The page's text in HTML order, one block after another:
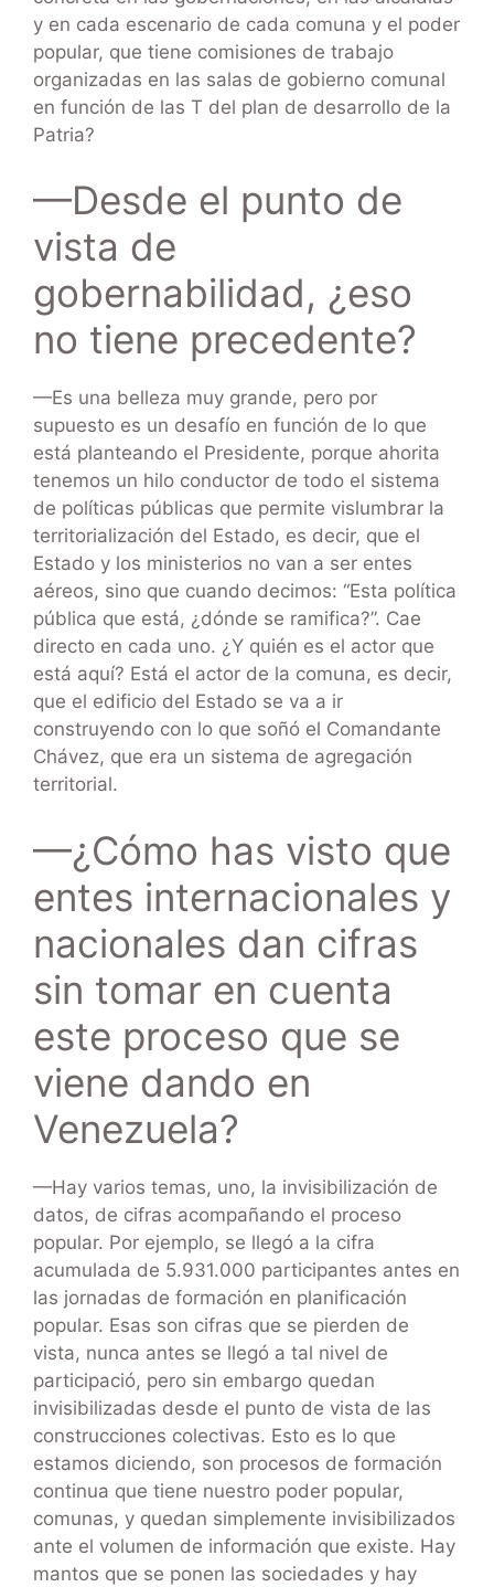
y en cada escenario de cada comuna y el poder
popular, que tiene comisiones de trabajo
organizadas en las salas de gobierno comunal
en función de las T del plan de desarrollo de la
Patria?
—Desde el punto de
vista de
gobernabilidad, ¿eso
no tiene precedente?
—Es una belleza muy grande, pero por
supuesto es un desafío en función de lo que
está planteando el Presidente, porque ahorita
tenemos un hilo conductor de todo el sistema
de políticas públicas que permite vislumbrar la
territorialización del Estado, es decir, que el
Estado y los ministerios no van a ser entes
aéreos, sino que cuando decimos: “Esta política
pública que está, ¿dónde se ramifica?”. Cae
directo en cada uno. ¿Y quién es el actor que
está aquí? Está el actor de la comuna, es decir,
que el edificio del Estado se va a ir
construyendo con lo que soñó el Comandante
Chávez, que era un sistema de agregación
territorial.
—¿Cómo has visto que
entes internacionales y
nacionales dan cifras
sin tomar en cuenta
este proceso que se
viene dando en
Venezuela?
—Hay varios temas, uno, la invisibilización de
datos, de cifras acompañando el proceso
popular. Por ejemplo, se llegó a la cifra
acumulada de 5.931.000 participantes antes en
las jornadas de formación en planificación
popular. Esas son cifras que se pierden de
vista, nunca antes se llegó a tal nivel de
participació, pero sin embargo quedan
invisibilizadas desde el punto de vista de las
construcciones colectivas. Esto es lo que
estamos diciendo, son procesos de formación
continua que tiene nuestro poder popular,
comunas, y quedan simplemente invisibilizados
ante el volumen de información que existe. Hay
mantos que se ponen las sociedades y hay